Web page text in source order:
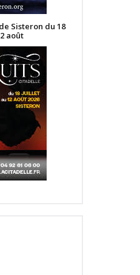
Sisteron du 18
août